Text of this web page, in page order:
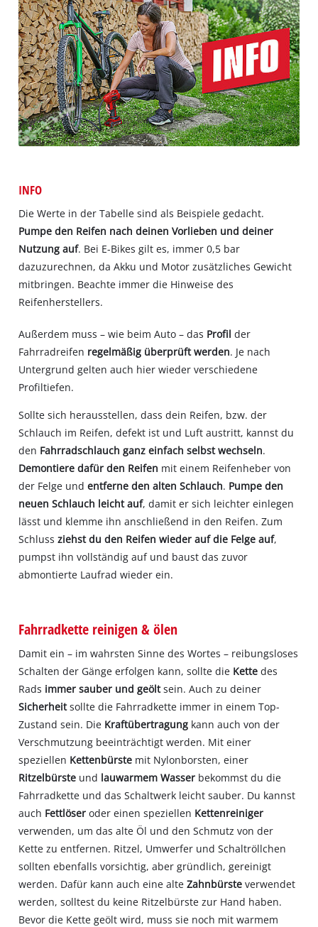
INFO
Die Werte in der Tabelle sind als Beispiele gedacht.
Pumpe den Reifen nach deinen Vorlieben und deiner
Nutzung auf. Bei E-Bikes gilt es, immer 0,5 bar
dazuzurechnen, da Akku und Motor zusätzliches Gewicht
mitbringen. Beachte immer die Hinweise des
Reifenherstellers.
Außerdem muss – wie beim Auto – das Profilder
Fahrradreifen regelmäßig überprüft werden. Je nach
Untergrund gelten auch hier wieder verschiedene
Profiltiefen.
Sollte sich herausstellen, dass dein Reifen, bzw. der
Schlauch im Reifen, defekt ist und Luft austritt, kannst du
den Fahrradschlauch ganz einfach selbst wechseln.
Demontiere dafür den Reifen mit einem Reifenheber von
der Felge undentferne den alten Schlauch. Pumpe den
neuen Schlauch leicht auf, damit er sich leichter einlegen
lässt und klemme ihn anschließend in den Reifen. Zum
Schlussziehst du den Reifen wieder auf die Felge auf,
pumpst ihn vollständig auf und baust das zuvor
abmontierte Laufrad wieder ein.
Fahrradkette reinigen & ölen
Damit ein – im wahrsten Sinne des Wortes – reibungsloses
Schalten der Gänge erfolgen kann, sollte die Kette des
Rads immer sauber und geöltsein. Auch zu deiner
Sicherheitsollte die Fahrradkette immer in einem Top-
Zustand sein. Die Kraftübertragung kann auch von der
Verschmutzung beeinträchtigt werden. Mit einer
speziellen Kettenbürste mit Nylonborsten, einer
Ritzelbürste und lauwarmem Wasser bekommst du die
Fahrradkette und das Schaltwerk leicht sauber. Du kannst
auch Fettlöseroder einen speziellen Kettenreiniger
verwenden, um das alte Öl und den Schmutz von der
Kette zu entfernen. Ritzel, Umwerfer und Schaltröllchen
sollten ebenfalls vorsichtig, aber gründlich, gereinigt
werden. Dafür kann auch eine alteZahnbürsteverwendet
werden, solltest du keine Ritzelbürste zur Hand haben.
Bevor die Kette geölt wird, muss sie noch mit warmem